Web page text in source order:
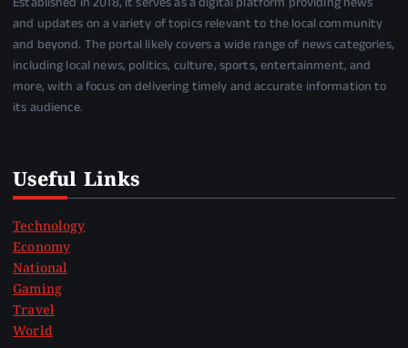
and updates on a variety of topics relevant to the local community
and beyond. The portal likely covers a wide range of news categories,
including local news, politics, culture, sports, entertainment, and
more, with a focus on delivering timely and accurate information to
its audience.
Useful Links
Technology
Economy
National
Gaming
Travel
World